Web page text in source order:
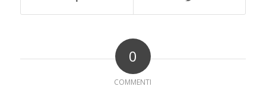
0
COMMENTI